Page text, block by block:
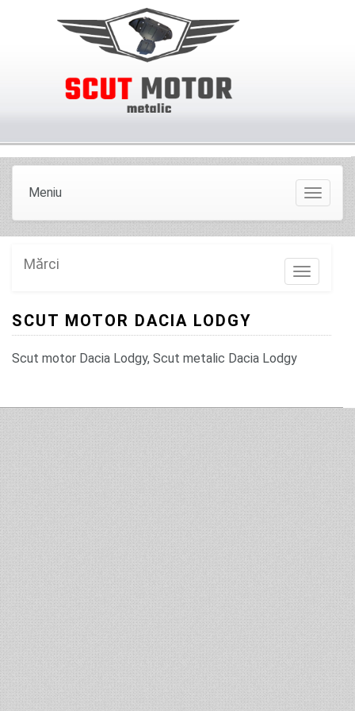
Meniu Meniu
Marci
Mărci
SCUT MOTOR DACIA LODGY
Scut motor Dacia Lodgy, Scut metalic Dacia Lodgy